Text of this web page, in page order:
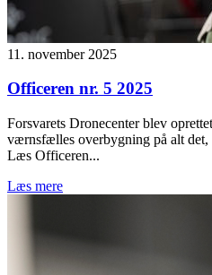
11. november 2025
Officeren nr. 5 2025
Forsvarets Dronecenter blev
værnsfælles overbygning på alt det,
Læs Officeren...
Læs mere